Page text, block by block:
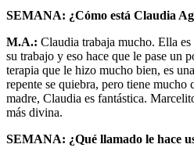
SEMANA: ¿Cómo está Claudia
M.A.: Claudia trabaja mucho. Ella
su trabajo y eso hace que le pase un
terapia que le hizo mucho bien, es
repente se quiebra, pero tiene mucho
madre, Claudia es fantástica.
más divina.
SEMANA: ¿Qué llamado le hace